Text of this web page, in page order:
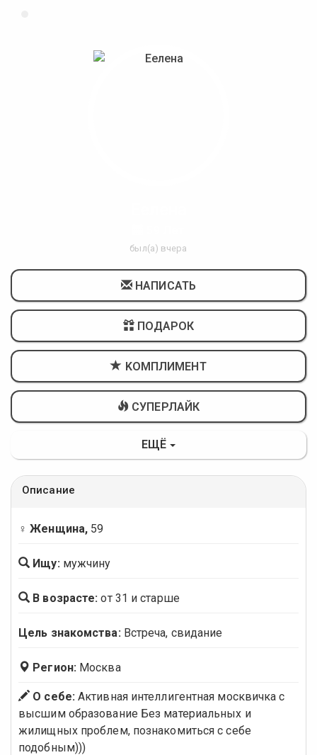
был(а) вчера
НАПИСАТЬ
ПОДАРОК
KОМПЛИМЕНТ
СУПЕРЛАЙК
ЕЩЁ
Описание
♀ Женщина, 59
Ищу: мужчину
В возрасте: от 31 и старше
Цель знакомства: Встреча, свидание
Регион: Москва
О себе:Активная интеллигентная москвичка с
высшим образование Без материальных и
жилищных проблем, познакомиться с себе
подобным)))